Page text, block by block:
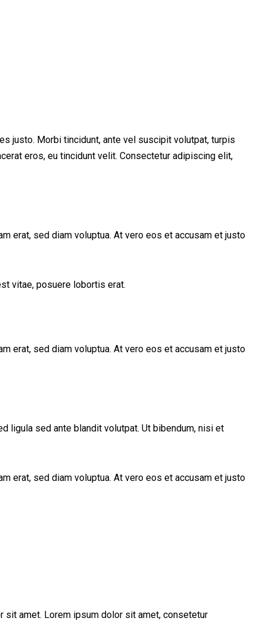
justo. Morbi tincidunt, ante vel suscipit volutpat, turpis
eros, eu tincidunt velit. Consectetur adipiscing elit,
erat, sed diam voluptua. At vero eos et accusam et justo
vitae, posuere lobortis erat.
erat, sed diam voluptua. At vero eos et accusam et justo
ligula sed ante blandit volutpat. Ut bibendum, nisi et
erat, sed diam voluptua. At vero eos et accusam et justo
sit amet. Lorem ipsum dolor sit amet, consetetur